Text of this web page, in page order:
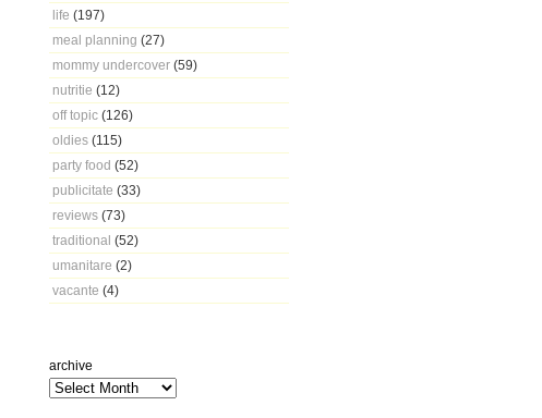
life (197)
meal planning (27)
mommy undercover (59)
nutritie (12)
off topic (126)
oldies (115)
party food (52)
publicitate (33)
reviews (73)
traditional (52)
umanitare (2)
vacante (4)
archive